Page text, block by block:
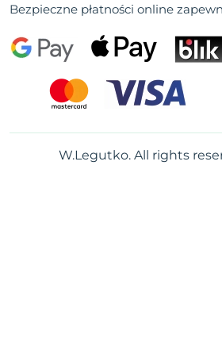
Bezpieczne płatności online
W.Legutko. All rights